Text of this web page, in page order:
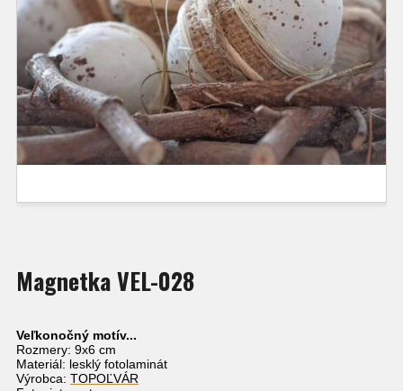
Magnetka VEL-028
Veľkonočný motív...
Rozmery: 9x6 cm
Materiál: lesklý fotolaminát
Výrobca: TOPOĽVÁR